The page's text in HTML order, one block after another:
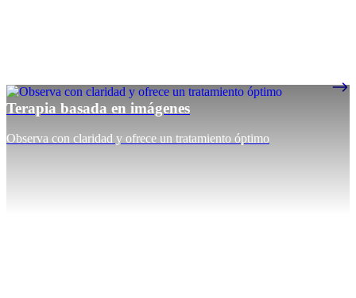
Terapia basada en imágenes
Observa con claridad y ofrece un tratamiento óptimo